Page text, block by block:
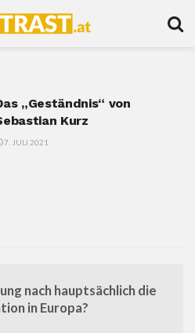
„Geständnis“ von
Kurz
7. JULI 2021
nach hauptsächlich die
in Europa?